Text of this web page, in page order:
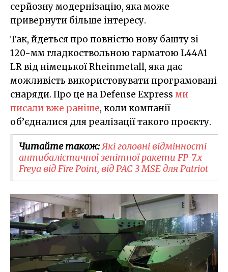
серйозну модернізацію, яка може
привернути більше інтересу.
Так, йдеться про повністю нову башту зі
120-мм гладкоствольною гарматою L44A1
LR від німецької Rheinmetall, яка дає
можливість використовувати програмовані
снаряди. Про це на Defense Express ми
писали вже раніше, коли компанії
об’єдналися для реалізації такого проєкту.
Читайте також:Які головні відмінності
антибалістичної зенітної ракети FP-7.x
Freya від Fire Point, від PAC 3 MSE для Patriot